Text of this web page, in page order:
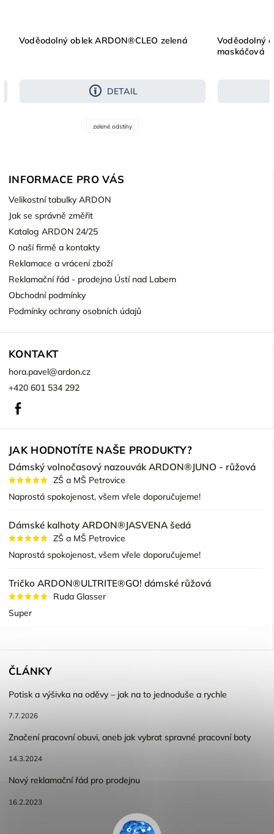
Voděodolný oblek ARDON®CLEO zelená
DETAIL
zelené odstíny
Voděodolný
maskáčová
INFORMACE PRO VÁS
Velikostní tabulky ARDON
Jak se správně změřit
Katalog ARDON 24/25
O naší firmě a kontakty
Reklamace a vrácení zboží
Reklamační řád - prodejna Ústí nad Labem
Obchodní podmínky
Podmínky ochrany osobních údajů
KONTAKT
hora.pavel@ardon.cz
+420 601 534 292
JAK HODNOTÍTE NAŠE PRODUKTY?
Dámský volnočasový nazouvák ARDON®JUNO - růžová
ZŠ a MŠ Petrovice
Naprostá spokojenost, všem vřele doporučujeme!
Dámské kalhoty ARDON®JASVENA šedá
ZŠ a MŠ Petrovice
Naprostá spokojenost, všem vřele doporučujeme!
Tričko ARDON®ULTRITE®GO! dámské růžová
Ruda Glasser
Super
ČLÁNKY
Potisk a výšivka na oděvy – jak na to jednoduše a rychle
7.7.2026
Značení pracovní obuvi, aneb jak vybrat spravné pracovní boty
14.3.2024
Nový reklamační řád pro prodejnu
16.2.2023